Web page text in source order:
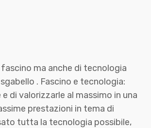
ma anche di tecnologia
. Fascino e tecnologia:
di valorizzarle al massimo in una
prestazioni in tema di
tutta la tecnologia possibile,